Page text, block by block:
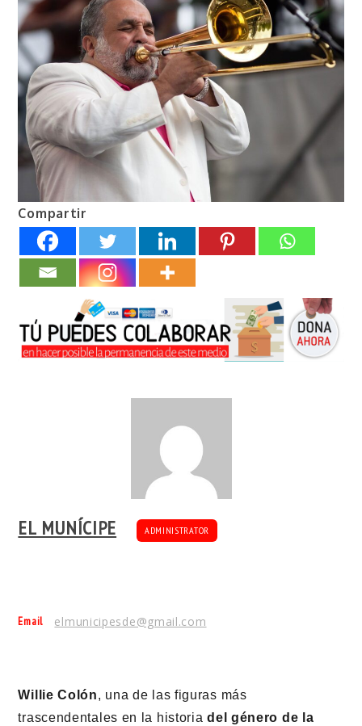
Compartir
EL MUNÍCIPE ADMINISTRATOR
Email elmunicipesde@gmail.com
Willie Colón, una de las figuras más
trascendentales en la historiadel género de la